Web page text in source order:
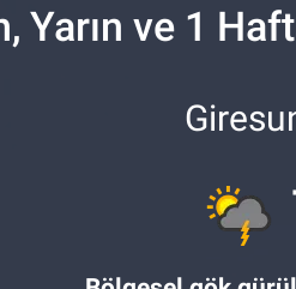
Yarın ve 1